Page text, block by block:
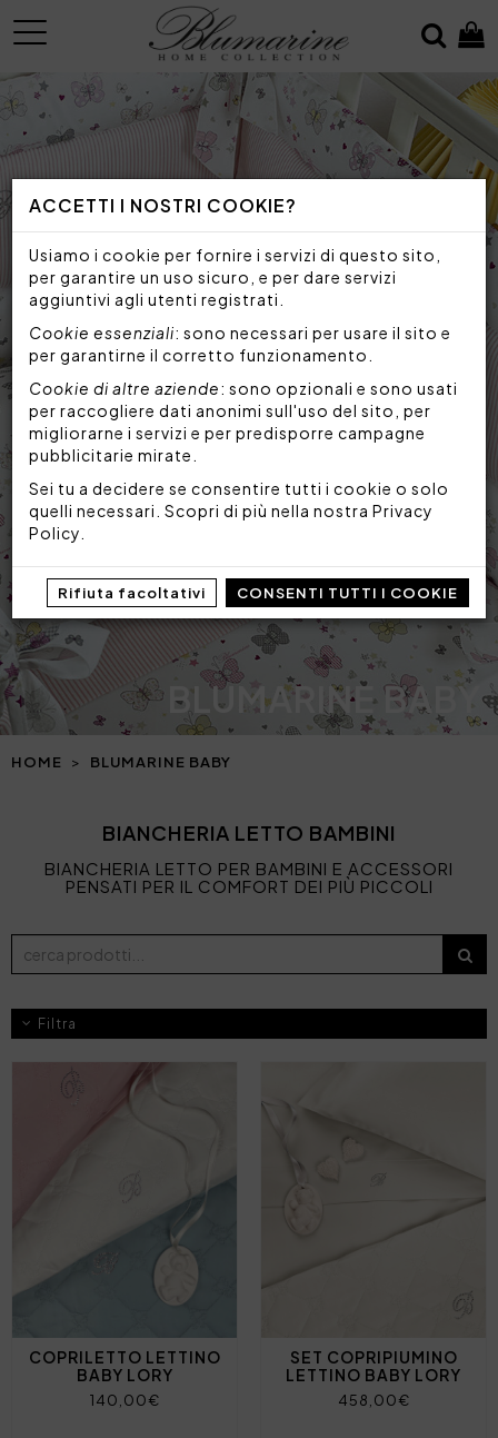
ACCETTI I NOSTRI COOKIE?
Usiamo i cookie per fornire i servizi di questo sito,
per garantire un uso sicuro, e per dare servizi
aggiuntivi agli utenti registrati.
Cookie essenziali: sono necessari per usare il sito e
per garantirne il corretto funzionamento.
Cookie di altre aziende: sono opzionali e sono usati
per raccogliere dati anonimi sull'uso del sito, per
migliorarne i servizi e per predisporre campagne
pubblicitarie mirate.
Sei tu a decidere se consentire tutti i cookie o solo
quelli necessari. Scopri di più nella nostra Privacy
Policy
Rifiuta facoltativi CONSENTI TUTTI I COOKIE
MENU
BLUMARINE BABY
HOME BLUMARINE BABY
BIANCHERIA LETTO BAMBINI
BIANCHERIA LETTO PER BAMBINI E ACCESSORI
PENSATI PER IL COMFORT DEI PIÙ PICCOLI
Filtra
COPRILETTO LETTINO
BABY LORY
140,00€
SET COPRIPIUMINO
LETTINO BABY LORY
458,00€